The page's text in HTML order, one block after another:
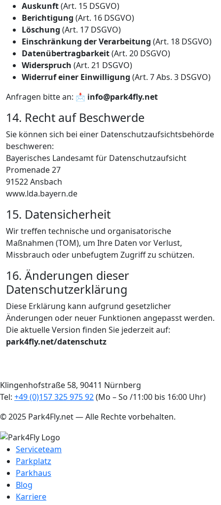
Auskunft(Art. 15 DSGVO)
Berichtigung (Art. 16 DSGVO)
Löschung (Art. 17 DSGVO)
Einschränkung der Verarbeitung (Art. 18 DSGVO)
Datenübertragbarkeit(Art. 20 DSGVO)
Widerspruch (Art. 21 DSGVO)
Widerruf einer Einwilligung (Art. 7 Abs. 3 DSGVO)
Anfragen bitte an: 📩 info@park4fly.net
14. Recht auf Beschwerde
Sie können sich bei einer Datenschutzaufsichtsbehörde
beschweren:
Bayerisches Landesamt für Datenschutzaufsicht
Promenade 27
91522 Ansbach
www.lda.bayern.de
15. Datensicherheit
Wir treffen technische und organisatorische
Maßnahmen (TOM), um Ihre Daten vor Verlust,
Missbrauch oder unbefugtem Zugriff zu schützen.
16. Änderungen dieser
Datenschutzerklärung
Diese Erklärung kann aufgrund gesetzlicher
Änderungen oder neuer Funktionen angepasst werden.
Die aktuelle Version finden Sie jederzeit auf:
park4fly.net/datenschutz
Klingenhofstraße 58, 90411 Nürnberg
Tel: +49 (0)157 325 975 92(Mo – So /11:00 bis 16:00 Uhr)
© 2025 Park4Fly.net — Alle Rechte vorbehalten.
Serviceteam
Parkplatz
Parkhaus
Blog
Karriere